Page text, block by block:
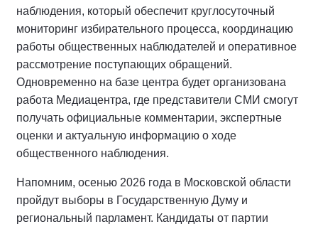
наблюдения, который обеспечит круглосуточный
мониторинг избирательного процесса, координацию
работы общественных наблюдателей и оперативное
рассмотрение поступающих обращений.
Одновременно на базе центра будет организована
работа Медиацентра, где представители СМИ смогут
получать официальные комментарии, экспертные
оценки и актуальную информацию о ходе
общественного наблюдения.
Напомним, осенью 2026 года в Московской области
пройдут выборы в Государственную Думу и
региональный парламент. Кандидаты от партии